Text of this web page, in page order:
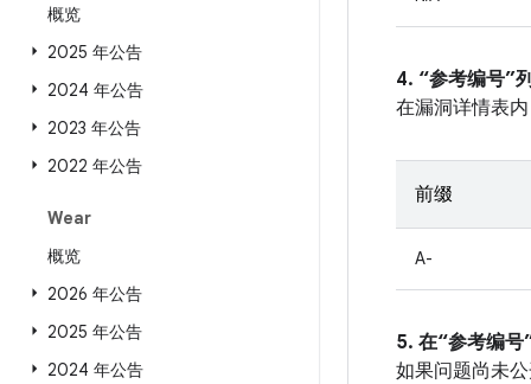
概览
2025 年公告
2024 年公告
2023 年公告
2022 年公告
Wear
概览
2026 年公告
2025 年公告
2024 年公告
4. “参考编号”
在漏洞详情表
前缀
A-
5. 在“参考编
如果问题尚未